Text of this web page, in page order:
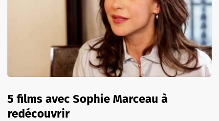
5 films avec Sophie Marceau à
redécouvrir